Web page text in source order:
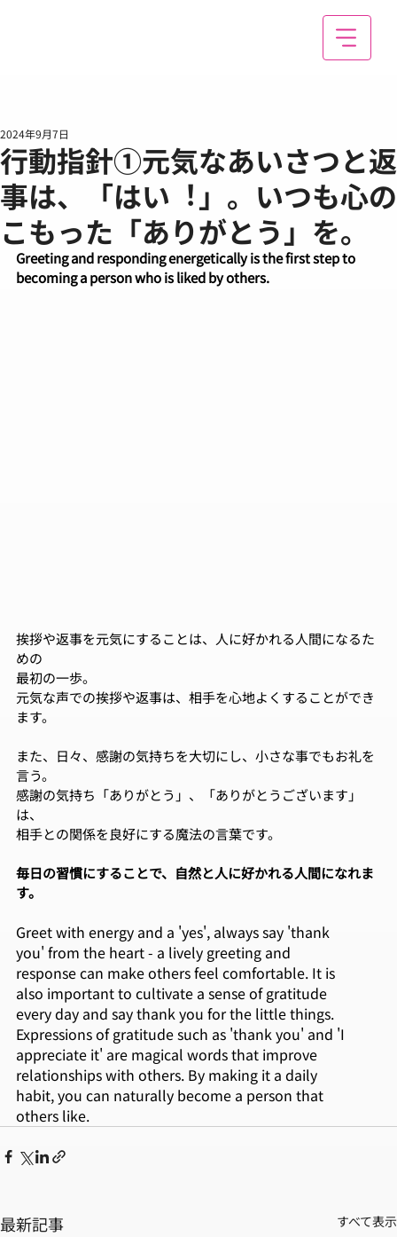
行動指針①元気なあいさつと返
事は、「はい︕」。いつも⼼の
こもった「ありがとう」を。
2024年9月7日
Greeting and responding energetically is the first step to
becoming a person who is liked by others.
挨拶や返事を元気にすることは、⼈に好かれる⼈間になるた
めの
最初の⼀歩。
元気な声での挨拶や返事は、相⼿を⼼地よくすることができ
ます。
また、⽇々、感謝の気持ちを⼤切にし、⼩さな事でもお礼を
⾔う。
感謝の気持ち「ありがとう」、「ありがとうございます」
は、
相⼿との関係を良好にする魔法の⾔葉です。
毎⽇の習慣にすることで、⾃然と⼈に好かれる⼈間になれま
す。
Greet with energy and a 'yes', always say 'thank
you' from the heart - a lively greeting and
response can make others feel comfortable. It is
also important to cultivate a sense of gratitude
every day and say thank you for the little things.
Expressions of gratitude such as 'thank you' and 'I
appreciate it' are magical words that improve
relationships with others. By making it a daily
habit, you can naturally become a person that
others like.
最新記事 すべて表示